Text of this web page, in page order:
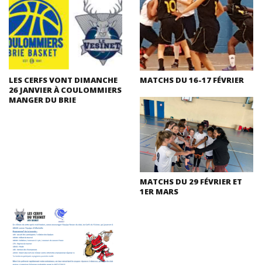
LES CERFS VONT DIMANCHE
26 JANVIER À COULOMMIERS
MANGER DU BRIE
MATCHS DU 16-17 FÉVRIER
MATCHS DU 29 FÉVRIER ET
1ER MARS